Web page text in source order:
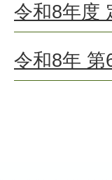
令和8年度
令和8年 第